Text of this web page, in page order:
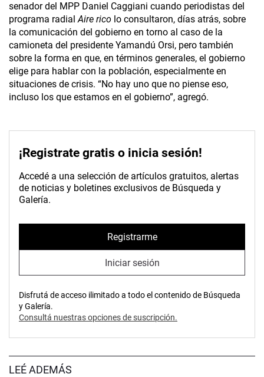
senador del MPP Daniel Caggiani cuando periodistas del
programa radialAire rico lo consultaron, días atrás, sobre
la comunicación del gobierno en torno al caso de la
camioneta del presidente Yamandú Orsi, pero también
sobre la forma en que, en términos generales, el gobierno
elige para hablar con la población, especialmente en
situaciones de crisis. “No hay uno que no piense eso,
incluso los que estamos en el gobierno”, agregó.
¡Registrate gratis o inicia sesión!
Accedé a una selección de artículos gratuitos, alertas
de noticias y boletines exclusivos de Búsqueda y
Galería.
Registrarme
Iniciar sesión
Disfrutá de acceso ilimitado a todo el contenido de Búsqueda
y Galería.
Consultá nuestras opciones de suscripción.
LEÉ ADEMÁS